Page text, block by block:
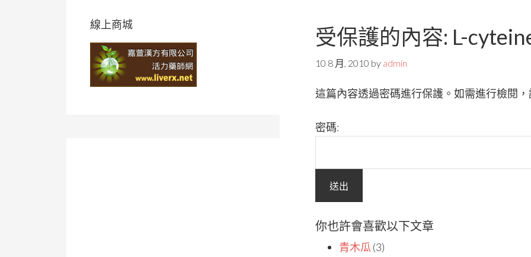
受保護的內容: L-
10 8 月, 2010 by admin
這篇內容透過密碼進行保護。如需進行檢閱
密碼:
你也許會喜歡以下文章
青木瓜 (3)
線上商城